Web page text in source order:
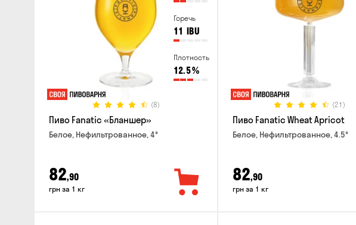
Горечь
11 IBU
Плотность
12.5%
(8)
Пиво Fanatic «Бланшер»
Белое, Нефильтрованное, 4°
82,90
грн за 1 кг
(21)
Пиво Fanatic Wheat Apricot
Белое, Нефильтрованное, 4.5°
82,90
грн за 1 кг